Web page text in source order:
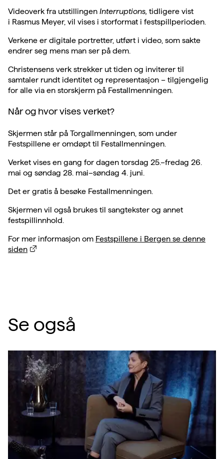
Videoverk fra utstillingen Interruptions, tidligere vist
i Rasmus Meyer, vil vises i storformat i festspillperioden.
Verkene er digitale portretter, utført i video, som sakte
endrer seg mens man ser på dem.
Christensens verk strekker ut tiden og inviterer til
samtaler rundt identitet og representasjon – tilgjengelig
for alle via en storskjerm på Festallmenningen.
Når og hvor vises verket?
Skjermen står på Torgallmenningen, som under
Festspillene er omdøpt til Festallmenningen.
Verket vises en gang for dagen torsdag 25.–fredag 26.
mai og søndag 28. mai–søndag 4. juni.
Det er gratis å besøke Festallmenningen.
​Skjermen vil også brukes til sangtekster og annet
festspillinnhold.
For mer informasjon om Festspillene i Bergen se denne
siden
Se også